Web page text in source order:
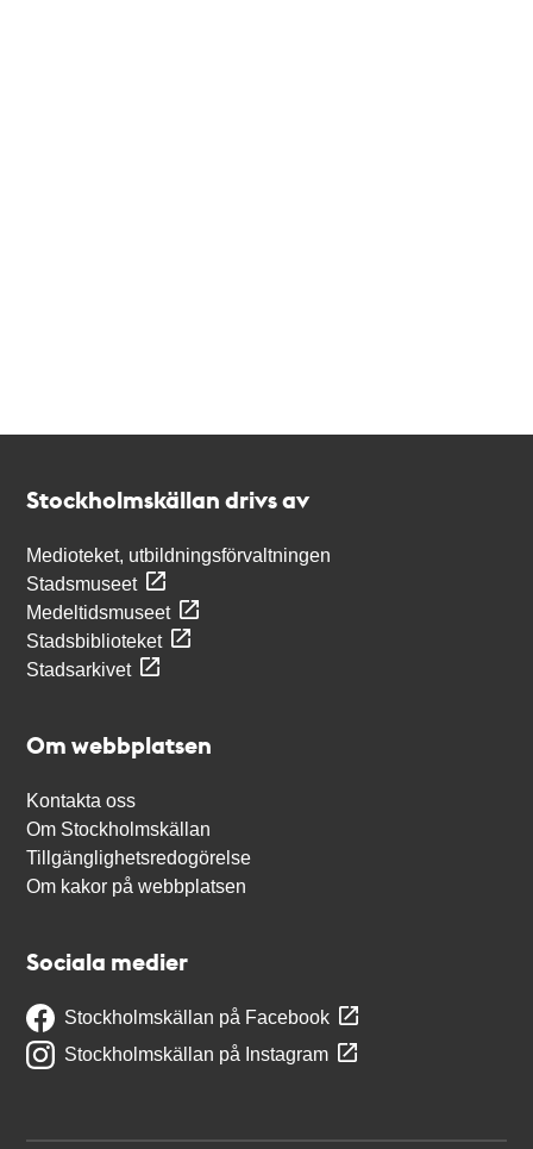
Stockholmskällan drivs av
Medioteket, utbildningsförvaltningen
Stadsmuseet
Medeltidsmuseet
Stadsbiblioteket
Stadsarkivet
Om webbplatsen
Kontakta oss
Om Stockholmskällan
Tillgänglighetsredogörelse
Om kakor på webbplatsen
Sociala medier
Stockholmskällan på Facebook
Stockholmskällan på Instagram